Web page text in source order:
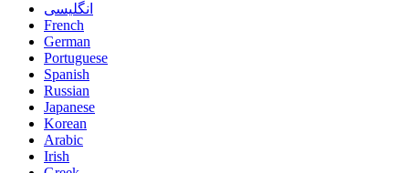
انگلیسی
French
German
Portuguese
Spanish
Russian
Japanese
Korean
Arabic
Irish